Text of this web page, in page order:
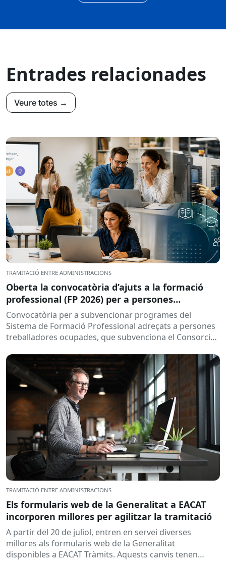
Entrades relacionades
Veure totes →
TRAMITACIÓ ENTRE ADMINISTRACIONS
Oberta la convocatòria d’ajuts a la formació
professional (FP 2026) per a persones
treballadores ocupades
Convocatòria per a subvencionar programes del
Sistema de Formació Professional adreçats a persones
treballadores ocupades, que subvenciona el Consorci
TRAMITACIÓ ENTRE ADMINISTRACIONS
Els formularis web de la Generalitat a EACAT
incorporen millores per agilitzar la tramitació
A partir del 20 de juliol, entren en servei diverses
millores als formularis web de la Generalitat
disponibles a EACAT Tràmits. Aquests canvis tenen